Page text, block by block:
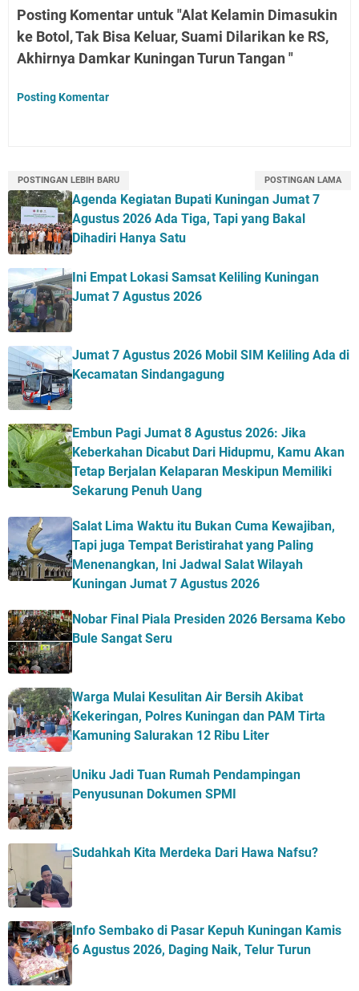
Posting Komentar untuk "Alat Kelamin Dimasukin
ke Botol, Tak Bisa Keluar, Suami Dilarikan ke RS,
Akhirnya Damkar Kuningan Turun Tangan "
Posting Komentar
POSTINGAN LEBIH BARU POSTINGAN LAMA
Agenda Kegiatan Bupati Kuningan Jumat 7
Agustus 2026 Ada Tiga, Tapi yang Bakal
Dihadiri Hanya Satu
Ini Empat Lokasi Samsat Keliling Kuningan
Jumat 7 Agustus 2026
Jumat 7 Agustus 2026 Mobil SIM Keliling Ada di
Kecamatan Sindangagung
Embun Pagi Jumat 8 Agustus 2026: Jika
Keberkahan Dicabut Dari Hidupmu, Kamu Akan
Tetap Berjalan Kelaparan Meskipun Memiliki
Sekarung Penuh Uang
Salat Lima Waktu itu Bukan Cuma Kewajiban,
Tapi juga Tempat Beristirahat yang Paling
Menenangkan, Ini Jadwal Salat Wilayah
Kuningan Jumat 7 Agustus 2026
Nobar Final Piala Presiden 2026 Bersama Kebo
Bule Sangat Seru
Warga Mulai Kesulitan Air Bersih Akibat
Kekeringan, Polres Kuningan dan PAM Tirta
Kamuning Salurakan 12 Ribu Liter
Uniku Jadi Tuan Rumah Pendampingan
Penyusunan Dokumen SPMI
Sudahkah Kita Merdeka Dari Hawa Nafsu?
Info Sembako di Pasar Kepuh Kuningan Kamis
6 Agustus 2026, Daging Naik, Telur Turun